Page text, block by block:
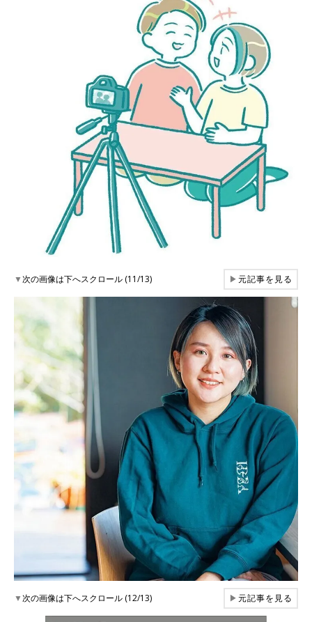
▼次の画像は下へスクロール (11/13) ▶元記事を見る
▼次の画像は下へスクロール (12/13) ▶元記事を見る